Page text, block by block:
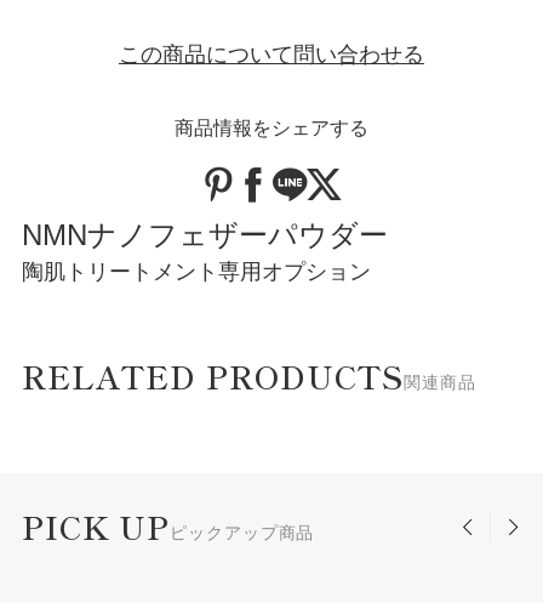
この商品について問い合わせる
商品情報をシェアする
NMNナノフェザーパウダー
陶肌トリートメント専用オプション
RELATED PRODUCTS関連商品
PICK UP ピックアップ商品